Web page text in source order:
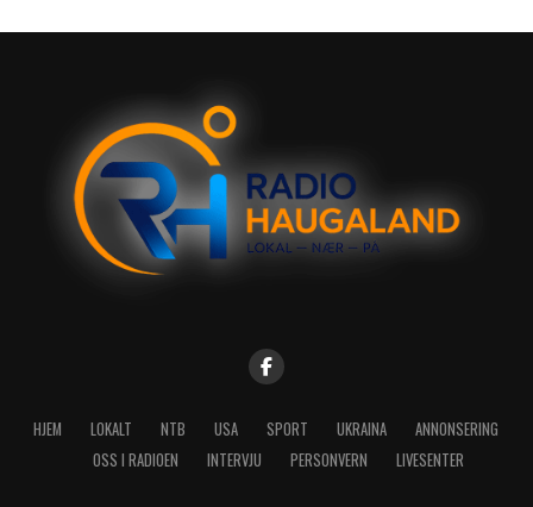
HJEM LOKALT NTB USA SPORT UKRAINA
ANNONSERING
OSS I RADIOEN
INTERVJU PERSONVERN LIVESENTER